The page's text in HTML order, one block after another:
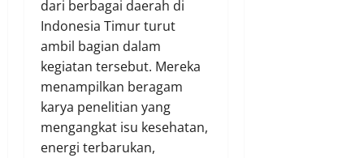
dari berbagai daerah di
Indonesia Timur turut
ambil bagian dalam
kegiatan tersebut. Mereka
menampilkan beragam
karya penelitian yang
mengangkat isu kesehatan,
energi terbarukan,